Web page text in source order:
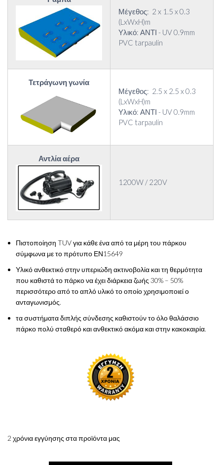
Μέγεθος: 2 x 1.5 x 0.3
(LxWxH)m
Υλικό: ΑΝΤΙ - UV 0.9mm
PVC tarpaulin
Τετράγωνη γωνία
Μέγεθος: 2.5 x 2.5 x 0.3
(LxWxH)m
Υλικό: ΑΝΤΙ - UV 0.9mm
PVC tarpaulin
Αντλία αέρα
1200W / 220V
Πιστοποίηση TUV για κάθε ένα από τα μέρη του πάρκου
σύμφωνα με το πρότυπο ΕΝ15649
Υλικό ανθεκτικό στην υπεριώδη ακτινοβολία και τη θερμότητα
που καθιστά το πάρκο να έχει διάρκεια ζωής 30% – 50%
περισσότερο από το απλό υλικό το οποίο χρησιμοποιεί ο
ανταγωνισμός.
τα συστήματα διπλής σύνδεσης καθιστούν το όλο θαλάσσιο
πάρκο πολύ σταθερό και ανθεκτικό ακόμα και στην κακοκαιρία.
2 χρόνια εγγύησης στα προϊόντα μας